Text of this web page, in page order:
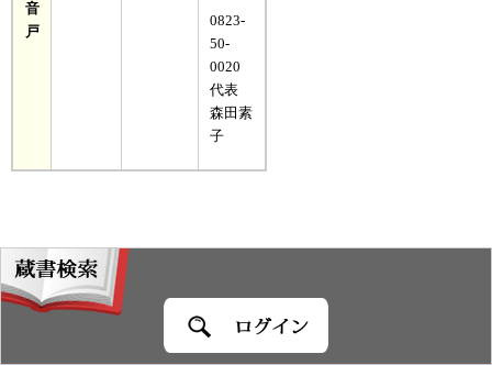
音
戸
0823-
50-
0020
代表
森田素
子
蔵